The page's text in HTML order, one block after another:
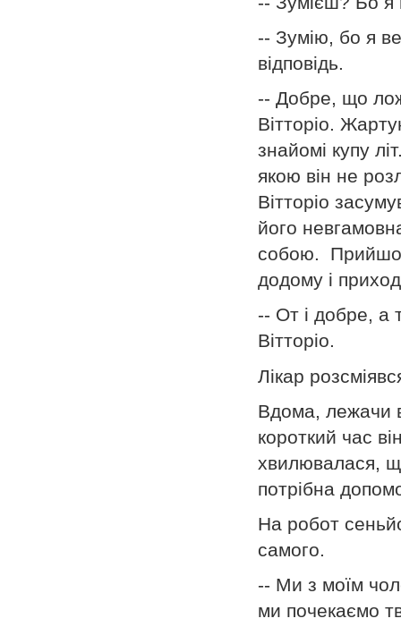
-- Зумію, бо я
відповідь.
-- Добре, що
Вітторіо.
знайомі купу
якою він не
Вітторіо
його
собою. Прийшов
додому і
-- От і добре, а
Вітторіо.
Лікар
Вдома, лежачи
короткий час
хвилювалася,
потрібна
На робот
самого.
-- Ми з моїм
ми почекаємо